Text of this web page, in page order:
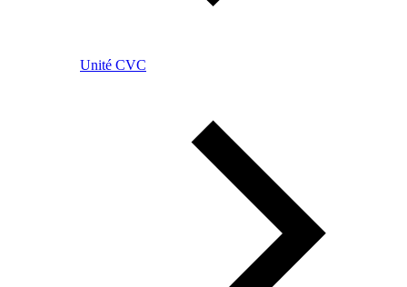
Unité CVC